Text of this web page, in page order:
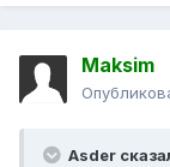
Maksim
Asder